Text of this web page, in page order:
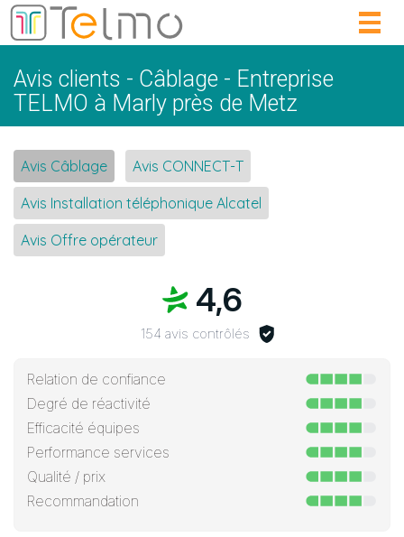
Avis clients - Câblage - Entreprise
TELMO à Marly près de Metz
Avis Câblage Avis CONNECT-T
Avis Installation téléphonique Alcatel
Avis Offre opérateur
4,6
154 avis contrôlés
Relation de confiance
Degré de réactivité
Efficacité équipes
Performance services
Qualité / prix
Recommandation